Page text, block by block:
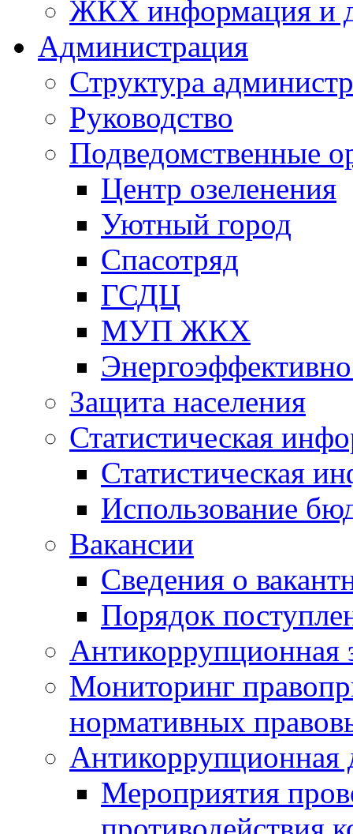
ЖКХ информация и
Администрация
Структура
Руководство
Подведомственные
Центр озеленения
Уютный город
Спасотряд
ГСДЦ
МУП ЖКХ
Защита населения
Статистическая
Статистическая
Использование
Вакансии
Сведения о
Порядок
Антикоррупционная
Мониторинг
нормативных
Антикоррупционная
Мероприятия